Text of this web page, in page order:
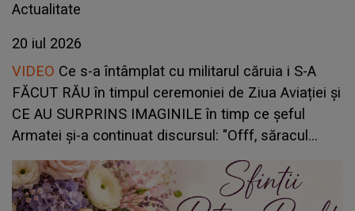
Actualitate
20 iul 2026
VIDEO Ce s-a întâmplat cu militarul căruia i S-A
FĂCUT RĂU în timpul ceremoniei de Ziua Aviației şi
CE AU SURPRINS IMAGINILE în timp ce şeful
Armatei și-a continuat discursul: "Offf, săracul
băiat! Sper că..."